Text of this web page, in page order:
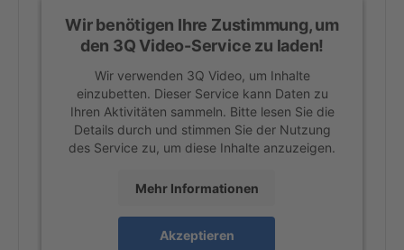
Wir benötigen Ihre Zustimmung, um
den 3Q Video-Service zu laden!
Wir verwenden 3Q Video, um Inhalte
einzubetten. Dieser Service kann Daten zu
Ihren Aktivitäten sammeln. Bitte lesen Sie die
Details durch und stimmen Sie der Nutzung
des Service zu, um diese Inhalte anzuzeigen.
Mehr Informationen
Akzeptieren